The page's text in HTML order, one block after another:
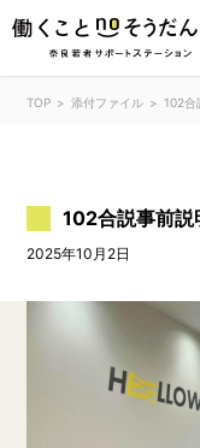
TOP 添付ファイル 102合
102合説事前説
2025年10月2日